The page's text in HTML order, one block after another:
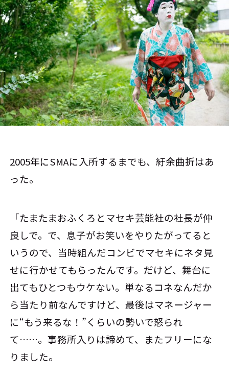
2005年にSMAに入所するまでも、紆余曲折はあ
った。
「たまたまおふくろとマセキ芸能社の社長が仲
良しで。で、息子がお笑いをやりたがってると
いうので、当時組んだコンビでマセキにネタ見
せに行かせてもらったんです。だけど、舞台に
出てもひとつもウケない。単なるコネなんだか
ら当たり前なんですけど、最後はマネージャー
に“もう来るな！”くらいの勢いで怒られ
て……。事務所入りは諦めて、またフリーにな
りました。